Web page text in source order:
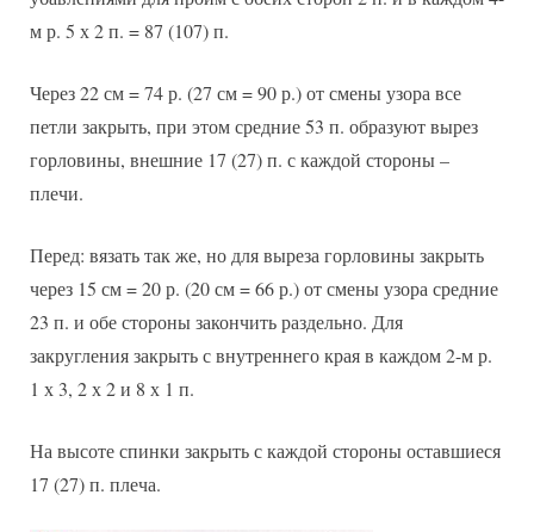
м р. 5 х 2 п. = 87 (107) п.
Через 22 см = 74 р. (27 см = 90 р.) от смены узора все
петли закрыть, при этом средние 53 п. образуют вырез
горловины, внешние 17 (27) п. с каждой стороны –
плечи.
Перед: вязать так же, но для выреза горловины закрыть
через 15 см = 20 р. (20 см = 66 р.) от смены узора средние
23 п. и обе стороны закончить раздельно. Для
закругления закрыть с внутреннего края в каждом 2-м р.
1 х 3, 2 х 2 и 8 х 1 п.
На высоте спинки закрыть с каждой стороны оставшиеся
17 (27) п. плеча.